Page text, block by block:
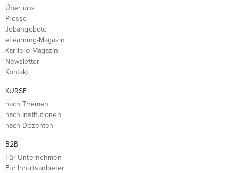
Über uns
Presse
Jobangebote
eLearning-Magazin
Karriere-Magazin
Newsletter
Kontakt
KURSE
nach Themen
nach Institutionen
nach Dozenten
B2B
Für Unternehmen
Für Inhaltsanbieter